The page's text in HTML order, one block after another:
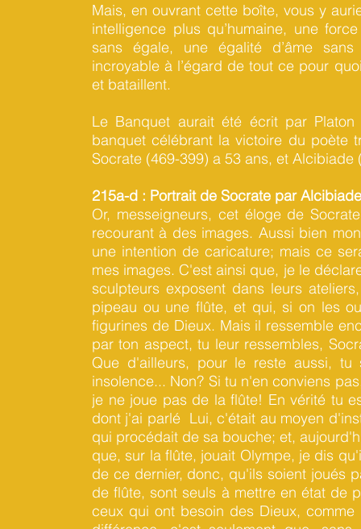
Mais, en ouvrant cette boîte, vous y
intelligence plus qu’humaine, une
sans égale, une égalité d’âme
incroyable à l’égard de tout ce pour
et bataillent.
Le Banquet aurait été écrit par
banquet célébrant la victoire du poète
Socrate (469-399) a 53 ans, et
215a-d : Portrait de Socrate par
Or, messeigneurs, cet éloge de
recourant à des images. Aussi bien
une intention de caricature; mais ce
mes images. C'est ainsi que, je le
sculpteurs exposent dans leurs
pipeau ou une flûte, et qui, si on les
figurines de Dieux. Mais il ressemble
par ton aspect, tu leur ressembles,
Que d'ailleurs, pour le reste aussi,
insolence... Non? Si tu n'en conviens
je ne joue pas de la flûte! En vérité tu
dont j'ai parlé Lui, c'était au moyen
qui procédait de sa bouche; et,
que, sur la flûte, jouait Olympe, je dis
de ce dernier, donc, qu'ils soient joués
de flûte, sont seuls à mettre en état de
ceux qui ont besoin des Dieux,